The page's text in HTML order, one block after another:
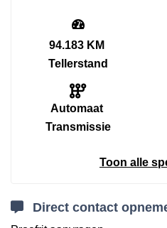
94.183 KM
Tellerstand
Automaat
Transmissie
Toon alle
Direct contact